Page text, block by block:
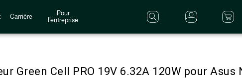
Carrière
Pour
l'entreprise
Green Cell PRO 19V 6.32A 120W pour Asus